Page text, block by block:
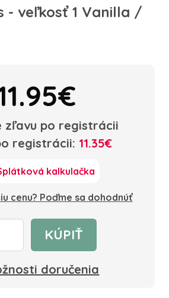
- veľkosť 1 Vanilla /
zľavu po registrácii
registrácii: 11.35€
kalkulačka
cenu? Poďme sa dohodnúť
KÚPIŤ
doručenia